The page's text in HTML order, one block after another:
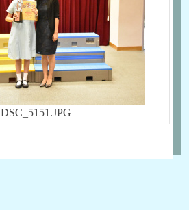
DSC_5151.JPG